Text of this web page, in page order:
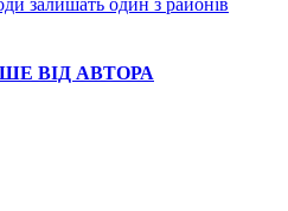
залишать один з районів
ВІД АВТОРА